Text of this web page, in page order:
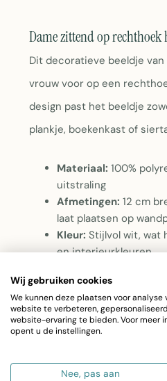
Dame zittend op
Dit decoratieve beeldje
vrouw voor op een
design past het beeldje
plankje, boekenkast of
Materiaal: 100%
uitstraling
Afmetingen: 12 cm
laat plaatsen op
Kleur: Stijlvol wit, wat
en interieurkleuren
Dame zittend op
Dit fijne decoratieve
voor op een rechthoekige
design past het beeldje
Wij gebruiken cookies
We kunnen deze plaatsen voor analyse
website te verbeteren,
website-ervaring te bieden. Voor meer
opent u de instellingen.
Nee, pas aan